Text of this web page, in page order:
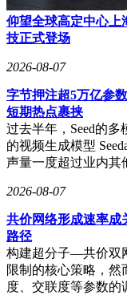
仰望全球高定中心上
技正式登场
2026-08-07
字节押注超5万亿参
短期热点裹挟
过去半年，Seed的
的视频生成模型
声量一度超过业内其
2026-08-07
共价网络形成速率成
路径
构建超分子—共价双
限制的核心策略，然
度、交联度等参数的